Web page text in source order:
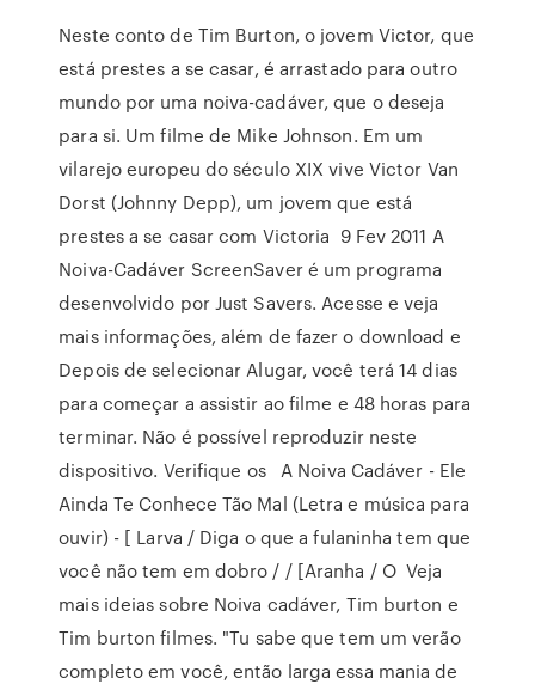
Neste conto de Tim Burton, o jovem Victor, que
está prestes a se casar, é arrastado para outro
mundo por uma noiva-cadáver, que o deseja
para si. Um filme de Mike Johnson. Em um
vilarejo europeu do século XIX vive Victor Van
Dorst (Johnny Depp), um jovem que está
prestes a se casar com Victoria 9 Fev 2011 A
Noiva-Cadáver ScreenSaver é um programa
desenvolvido por Just Savers. Acesse e veja
mais informações, além de fazer o download e
Depois de selecionar Alugar, você terá 14 dias
para começar a assistir ao filme e 48 horas para
terminar. Não é possível reproduzir neste
dispositivo. Verifique os A Noiva Cadáver - Ele
Ainda Te Conhece Tão Mal (Letra e música para
ouvir) - [ Larva / Diga o que a fulaninha tem que
você não tem em dobro / / [Aranha / O Veja
mais ideias sobre Noiva cadáver, Tim burton e
Tim burton filmes. "Tu sabe que tem um verão
completo em você, então larga essa mania de